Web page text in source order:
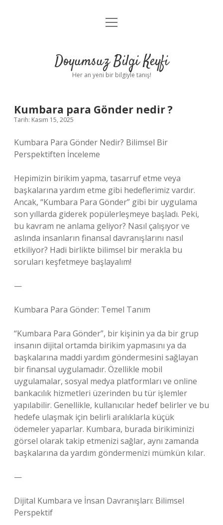
Anasayfa
Yasal Uyarı
menüyü
Doyumsuz Bilgi Keyfi
Her an yeni bir bilgiyle tanış!
Kumbara para Gönder nedir ?
Tarih: Kasım 15, 2025
Kumbara Para Gönder Nedir? Bilimsel Bir
Perspektiften İnceleme
Hepimizin birikim yapma, tasarruf etme veya
başkalarına yardım etme gibi hedeflerimiz vardır.
Ancak, “Kumbara Para Gönder” gibi bir uygulama
son yıllarda giderek popülerleşmeye başladı. Peki,
bu kavram ne anlama geliyor? Nasıl çalışıyor ve
aslında insanların finansal davranışlarını nasıl
etkiliyor? Hadi birlikte bilimsel bir merakla bu
soruları keşfetmeye başlayalım!
—
Kumbara Para Gönder: Temel Tanım
“Kumbara Para Gönder”, bir kişinin ya da bir grup
insanın dijital ortamda birikim yapmasını ya da
başkalarına maddi yardım göndermesini sağlayan
bir finansal uygulamadır. Özellikle mobil
uygulamalar, sosyal medya platformları ve online
bankacılık hizmetleri üzerinden bu tür işlemler
yapılabilir. Genellikle, kullanıcılar hedef belirler ve bu
hedefe ulaşmak için belirli aralıklarla küçük
ödemeler yaparlar. Kumbara, burada birikiminizi
görsel olarak takip etmenizi sağlar, aynı zamanda
başkalarına da yardım göndermenizi mümkün kılar.
—
Dijital Kumbara ve İnsan Davranışları: Bilimsel
Perspektif